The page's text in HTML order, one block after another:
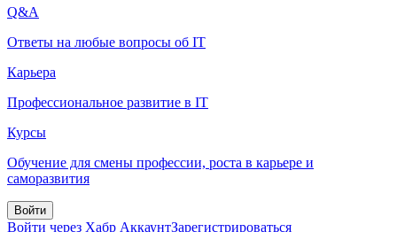
Q&A
Ответы на любые вопросы об IT
Карьера
Профессиональное развитие в IT
Курсы
Обучение для смены профессии, роста в карьере и
саморазвития
Войти
Войти через Хабр АккаунтЗарегистрироваться